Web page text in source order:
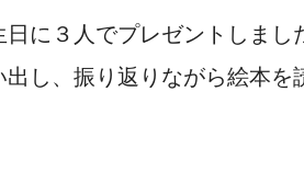
に３人でプレゼントしまし
し、振り返りながら絵本を